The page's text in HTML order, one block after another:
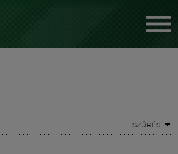
SZŰRÉS